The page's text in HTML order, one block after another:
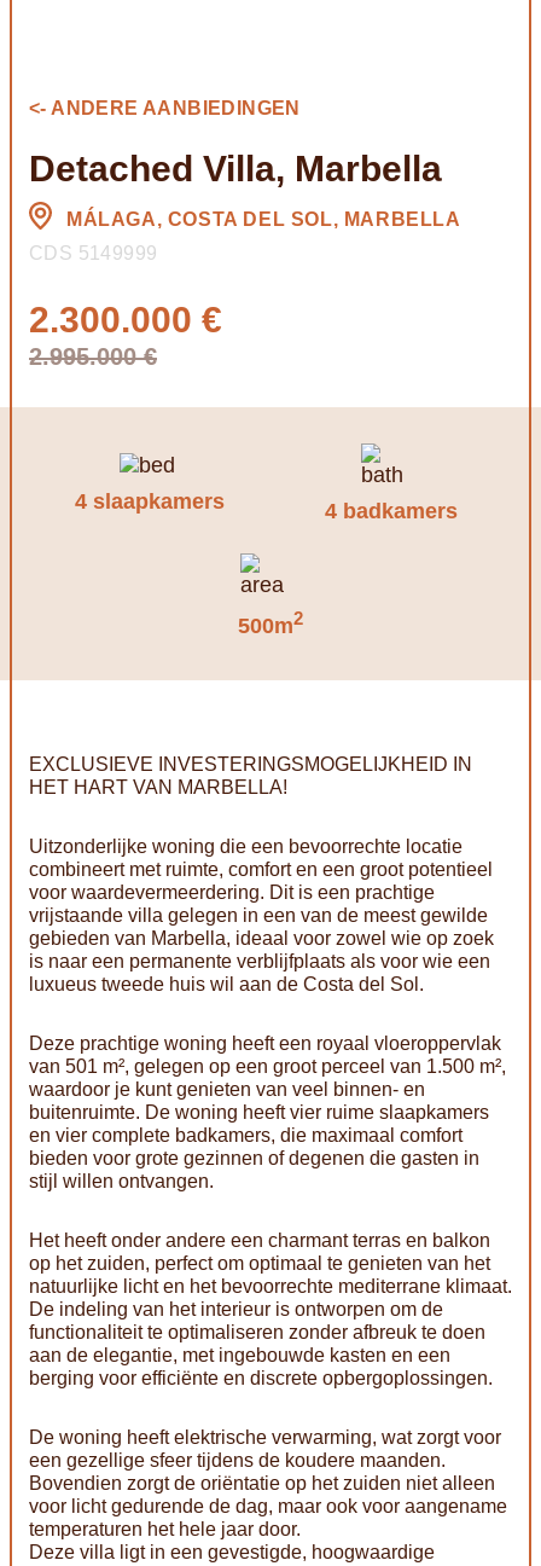
<- ANDERE AANBIEDINGEN
Detached Villa, Marbella
MÁLAGA, COSTA DEL SOL, MARBELLA
CDS 5149999
2.300.000 €
2.995.000 €
4 slaapkamers 4 badkamers
500m2
EXCLUSIEVE INVESTERINGSMOGELIJKHEID IN
HET HART VAN MARBELLA!
Uitzonderlijke woning die een bevoorrechte locatie
combineert met ruimte, comfort en een groot potentieel
voor waardevermeerdering. Dit is een prachtige
vrijstaande villa gelegen in een van de meest gewilde
gebieden van Marbella, ideaal voor zowel wie op zoek
is naar een permanente verblijfplaats als voor wie een
luxueus tweede huis wil aan de Costa del Sol.
Deze prachtige woning heeft een royaal vloeroppervlak
van 501 m², gelegen op een groot perceel van 1.500 m²,
waardoor je kunt genieten van veel binnen- en
buitenruimte. De woning heeft vier ruime slaapkamers
en vier complete badkamers, die maximaal comfort
bieden voor grote gezinnen of degenen die gasten in
stijl willen ontvangen.
Het heeft onder andere een charmant terras en balkon
op het zuiden, perfect om optimaal te genieten van het
natuurlijke licht en het bevoorrechte mediterrane klimaat.
De indeling van het interieur is ontworpen om de
functionaliteit te optimaliseren zonder afbreuk te doen
aan de elegantie, met ingebouwde kasten en een
berging voor efficiënte en discrete opbergoplossingen.
De woning heeft elektrische verwarming, wat zorgt voor
een gezellige sfeer tijdens de koudere maanden.
Bovendien zorgt de oriëntatie op het zuiden niet alleen
voor licht gedurende de dag, maar ook voor aangename
temperaturen het hele jaar door.
Deze villa ligt in een gevestigde, hoogwaardige